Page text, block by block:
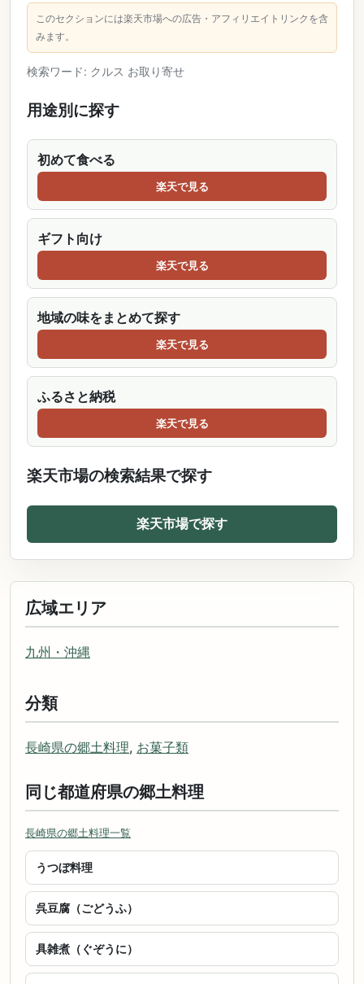
このセクションには楽天市場への広告・アフィリエイトリンクを含
みます。
検索ワード: クルス お取り寄せ
用途別に探す
初めて食べる
楽天で見る
ギフト向け
楽天で見る
地域の味をまとめて探す
楽天で見る
ふるさと納税
楽天で見る
楽天市場の検索結果で探す
楽天市場で探す
広域エリア
九州・沖縄
分類
長崎県の郷土料理, お菓子類
同じ都道府県の郷土料理
長崎県の郷土料理一覧
うつぼ料理
呉豆腐（ごどうふ）
具雑煮（ぐぞうに）